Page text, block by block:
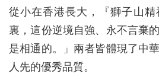
從小在香港長大，『獅子山
裏，這份逆境自強、永不言棄
是相通的。」兩者皆體現了中
人先的優秀品質。